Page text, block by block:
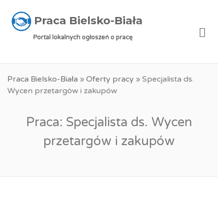
Praca Bielsko-Biała
Portal lokalnych ogłoszeń o pracę
Praca Bielsko-Biała » Oferty pracy » Specjalista ds.
Wycen przetargów i zakupów
Praca: Specjalista ds. Wycen
przetargów i zakupów